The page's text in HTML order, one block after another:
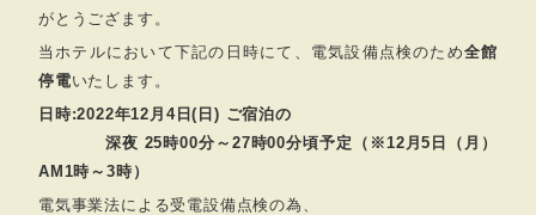
がとうござます。
当ホテルにおいて下記の日時にて、電気設備点検のため全館
停電いたします。
日時:2022年12月4日(日) ご宿泊の
深夜 25時00分～27時00分頃予定
（※12月5日（月）
AM1時～3時）
電気事業法による受電設備点検の為、